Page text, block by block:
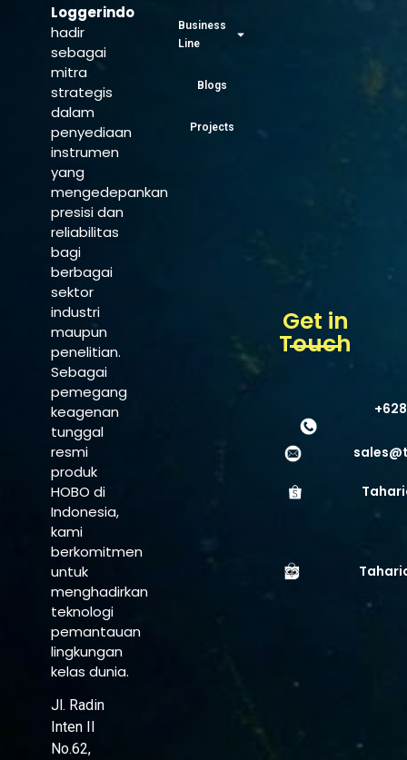
Loggerindo
hadir
sebagai
mitra
strategis
dalam
penyediaan
instrumen
yang
mengedepankan
presisi dan
reliabilitas
bagi
berbagai
sektor
industri
maupun
penelitian.
Sebagai
pemegang
keagenan
tunggal
resmi
produk
HOBO di
Indonesia,
kami
berkomitmen
untuk
menghadirkan
teknologi
pemantauan
lingkungan
kelas dunia.
Jl. Radin
Inten II
No.62,
Business
Line
Blogs
Projects
Get in
Touch